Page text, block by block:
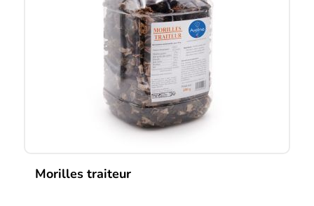
Morilles traiteur